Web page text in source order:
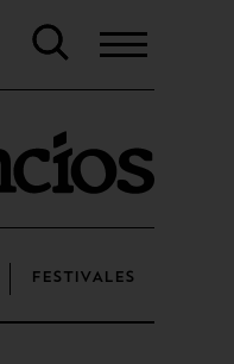
FESTIVALES